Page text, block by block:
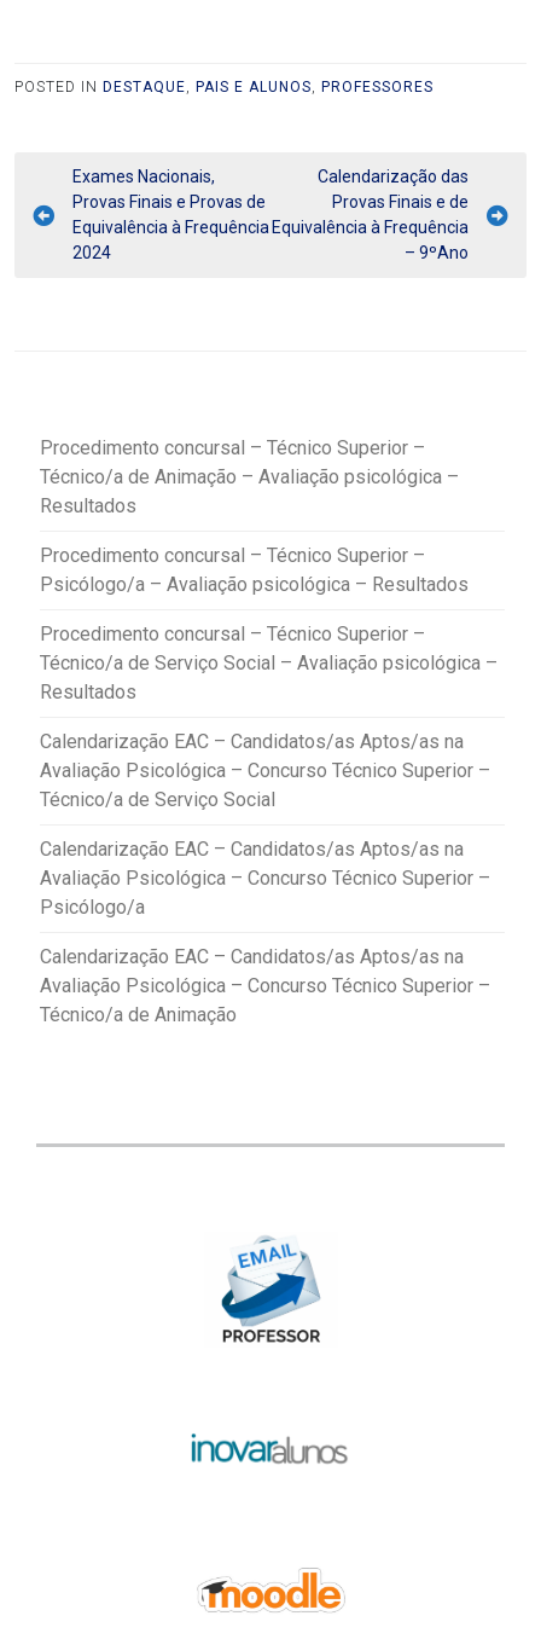
POSTED IN DESTAQUE, PAIS E ALUNOS, PROFESSORES
Exames Nacionais,
Provas Finais e Provas de
Equivalência à Frequência
2024
Calendarização das
Provas Finais e de
Equivalência à Frequência
– 9ºAno
Procedimento concursal – Técnico Superior –
Técnico/a de Animação – Avaliação psicológica –
Resultados
Procedimento concursal – Técnico Superior –
Psicólogo/a – Avaliação psicológica – Resultados
Procedimento concursal – Técnico Superior –
Técnico/a de Serviço Social – Avaliação psicológica –
Resultados
Calendarização EAC – Candidatos/as Aptos/as na
Avaliação Psicológica – Concurso Técnico Superior –
Técnico/a de Serviço Social
Calendarização EAC – Candidatos/as Aptos/as na
Avaliação Psicológica – Concurso Técnico Superior –
Psicólogo/a
Calendarização EAC – Candidatos/as Aptos/as na
Avaliação Psicológica – Concurso Técnico Superior –
Técnico/a de Animação